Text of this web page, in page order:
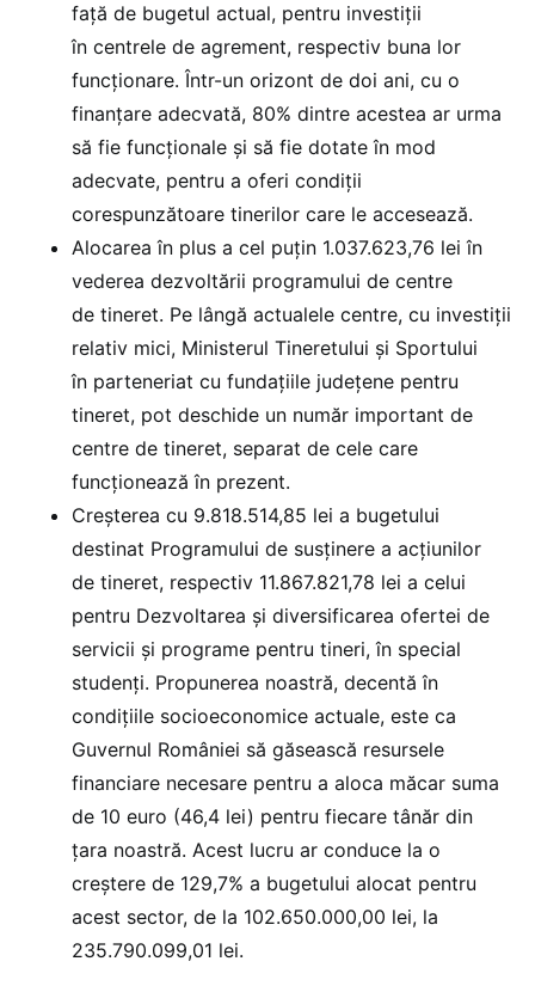
față de bugetul actual, pentru investiții
în centrele de agrement, respectiv buna lor
funcționare. Într-un orizont de doi ani, cu o
finanțare adecvată, 80% dintre acestea ar urma
să fie funcționale și să fie dotate în mod
adecvate, pentru a oferi condiții
corespunzătoare tinerilor care le accesează.
Alocarea în plus a cel puțin 1.037.623,76 lei în
vederea dezvoltării programului de centre
de tineret. Pe lângă actualele centre, cu investiții
relativ mici, Ministerul Tineretului și Sportului
în parteneriat cu fundațiile județene pentru
tineret, pot deschide un număr important de
centre de tineret, separat de cele care
funcționează în prezent.
Creșterea cu 9.818.514,85 lei a bugetului
destinat Programului de susținere a acțiunilor
de tineret, respectiv 11.867.821,78 lei a celui
pentru Dezvoltarea și diversificarea ofertei de
servicii și programe pentru tineri, în special
studenți. Propunerea noastră, decentă în
condițiile socioeconomice actuale, este ca
Guvernul României să găsească resursele
financiare necesare pentru a aloca măcar suma
de 10 euro (46,4 lei) pentru fiecare tânăr din
țara noastră. Acest lucru ar conduce la o
creștere de 129,7% a bugetului alocat pentru
acest sector, de la 102.650.000,00 lei, la
235.790.099,01 lei.